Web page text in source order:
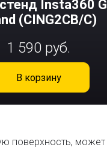
Insta360
(CING2CB/C)
1 590 руб.
В корзину
поверхность, может